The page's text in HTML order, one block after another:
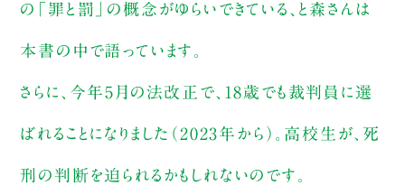
の「罪と罰」の概念がゆらいできている、と森さんは
本書の中で語っています。
さらに、今年5月の法改正で、18歳でも裁判員に選
ばれることになりました（2023年から）。高校生が、死
刑の判断を迫られるかもしれないのです。